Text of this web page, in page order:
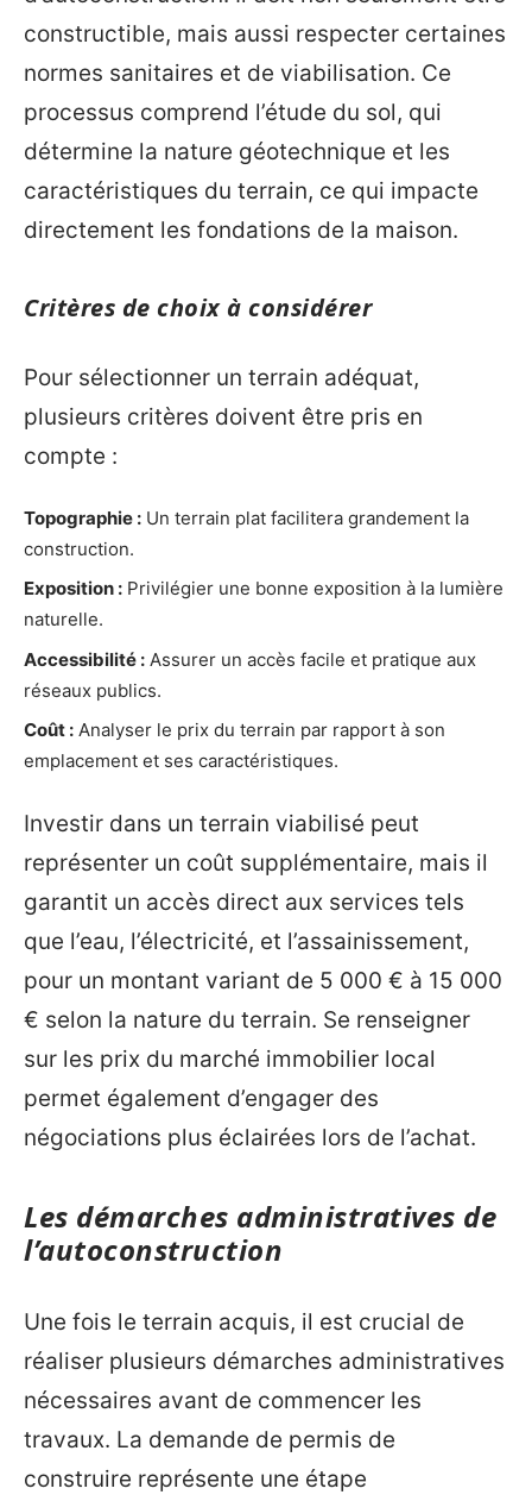
constructible, mais aussi respecter certaines
normes sanitaires et de viabilisation. Ce
processus comprend l’étude du sol, qui
détermine la nature géotechnique et les
caractéristiques du terrain, ce qui impacte
directement les fondations de la maison.
Critères de choix à considérer
Pour sélectionner un terrain adéquat,
plusieurs critères doivent être pris en
compte :
Topographie : Un terrain plat facilitera grandement la
construction.
Exposition : Privilégier une bonne exposition à la lumière
naturelle.
Accessibilité : Assurer un accès facile et pratique aux
réseaux publics.
Coût : Analyser le prix du terrain par rapport à son
emplacement et ses caractéristiques.
Investir dans un terrain viabilisé peut
représenter un coût supplémentaire, mais il
garantit un accès direct aux services tels
que l’eau, l’électricité, et l’assainissement,
pour un montant variant de 5 000 € à 15 000
€ selon la nature du terrain. Se renseigner
sur les prix du marché immobilier local
permet également d’engager des
négociations plus éclairées lors de l’achat.
Les démarches administratives de
l’autoconstruction
Une fois le terrain acquis, il est crucial de
réaliser plusieurs démarches administratives
nécessaires avant de commencer les
travaux. La demande de permis de
construire représente une étape